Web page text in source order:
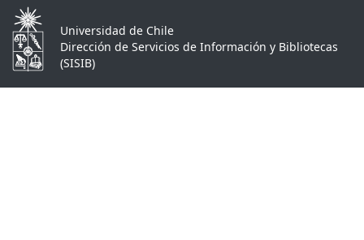
Universidad de Chile
Dirección de Servicios de Información y Bibliotecas
(SISIB)